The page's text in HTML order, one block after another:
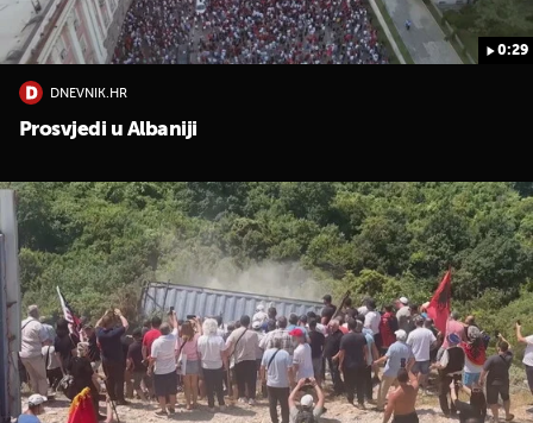
0:29
DNEVNIK.HR
Prosvjedi u Albaniji